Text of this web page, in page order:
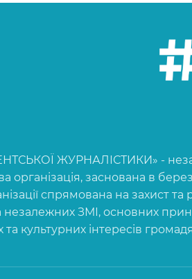
ЖУРНАЛІСТИКИ» -
організація, заснована в
спрямована на захист
незалежних ЗМІ, основних
культурних інтересів